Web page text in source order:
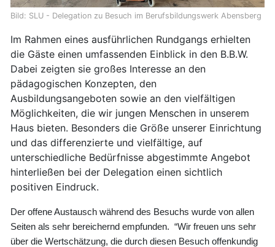
Bild: SLU - Delegation zu Besuch im Berufsbildungswerk Abensberg
Im Rahmen eines ausführlichen Rundgangs erhielten
die Gäste einen umfassenden Einblick in den B.B.W.
Dabei zeigten sie großes Interesse an den
pädagogischen Konzepten, den
Ausbildungsangeboten sowie an den vielfältigen
Möglichkeiten, die wir jungen Menschen in unserem
Haus bieten. Besonders die Größe unserer Einrichtung
und das differenzierte und vielfältige, auf
unterschiedliche Bedürfnisse abgestimmte Angebot
hinterließen bei der Delegation einen sichtlich
positiven Eindruck.
Der offene Austausch während des Besuchs wurde von allen
Seiten als sehr bereichernd empfunden. “Wir freuen uns sehr
über die Wertschätzung, die durch diesen Besuch offenkundig